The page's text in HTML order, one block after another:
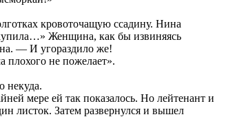
кровоточащую ссадину. Нина
Женщина, как бы извиняясь
— И угораздило же!
не пожелает».
некуда.
мере ей так показалось. Но лейтенант и
листок. Затем развернулся и вышел